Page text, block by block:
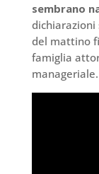
sembrano
del mattino
famiglia
manageriale.